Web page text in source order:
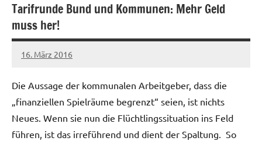
Tarifrunde Bund und Kommunen: Mehr Geld
muss her!
16. März 2016
Ilja
Die Aussage der kommunalen Arbeitgeber, dass die
„finanziellen Spielräume begrenzt“ seien, ist nichts
Neues. Wenn sie nun die Flüchtlingssituation ins Feld
führen, ist das irreführend und dient der Spaltung. So